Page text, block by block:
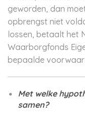
geworden, dan
opbrengst niet
lossen, betaalt het
Waarborgfonds
bepaalde
Met welke
samen?